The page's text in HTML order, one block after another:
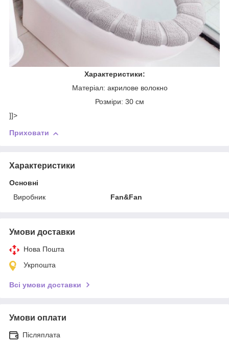
Характеристики:
Матеріал: акрилове волокно
Розміри: 30 см
]]>
Приховати
Характеристики
Основні
Виробник
Fan&Fan
Умови доставки
Нова Пошта
Укрпошта
Всі умови доставки
Умови оплати
Післяплата